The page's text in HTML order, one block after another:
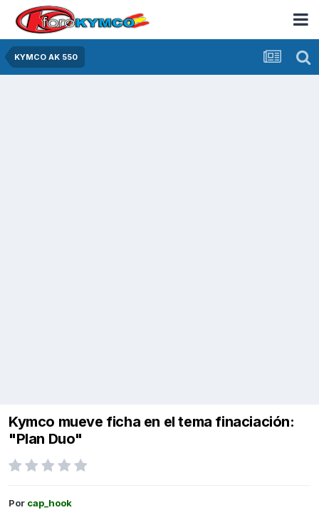
KYMCO AK 550
Kymco mueve ficha en el tema finaciación:
"Plan Duo"
Por cap_hook